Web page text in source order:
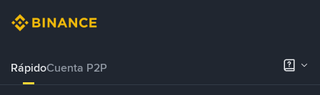
RápidoCuenta P2P